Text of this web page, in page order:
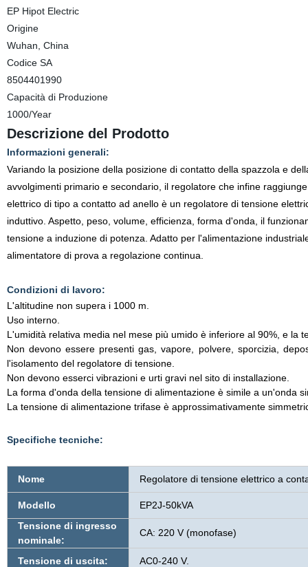
EP Hipot Electric
Origine
Wuhan, China
Codice SA
8504401990
Capacità di Produzione
1000/Year
Descrizione del Prodotto
Informazioni generali:
Variando la posizione della posizione di contatto della spazzola e
avvolgimenti primario e secondario, il regolatore che infine
elettrico di tipo a contatto ad anello è un regolatore di tensione
induttivo. Aspetto, peso, volume, efficienza, forma d'onda, il
tensione a induzione di potenza. Adatto per l'alimentazione
alimentatore di prova a regolazione continua.
Condizioni di lavoro:
L'altitudine non supera i 1000 m.
Uso interno.
L'umidità relativa media nel mese più umido è inferiore al 90%, e la
Non devono essere presenti gas, vapore, polvere, sporcizia,
l'isolamento del regolatore di tensione.
Non devono esserci vibrazioni e urti gravi nel sito di installazione.
La forma d'onda della tensione di alimentazione è simile a un'onda
La tensione di alimentazione trifase è approssimativamente
Specifiche tecniche:
Nome Regolatore di tensione elettrico a
Modello
EP2J-50kVA
Tensione di ingresso
nominale:
CA: 220 V (monofase)
Tensione di uscita:
AC0-240 V.